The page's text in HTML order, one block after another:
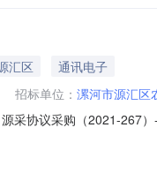
汇区
通讯电子
招标单位： 漯河市源汇区
采协议采购（2021-267
：微型地址：漯河市源